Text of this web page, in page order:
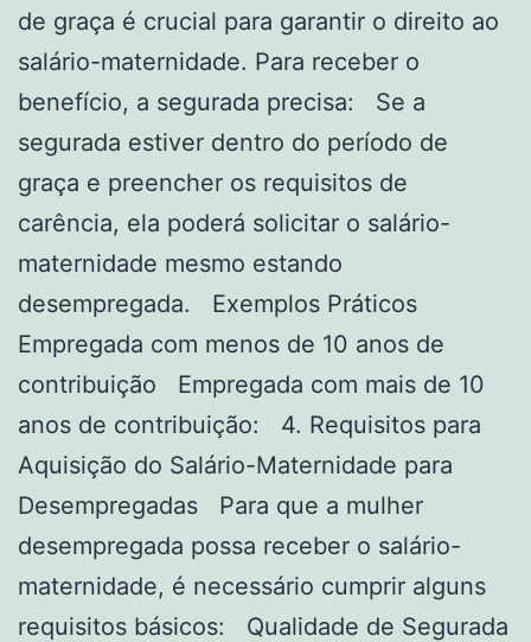
de graça é crucial para garantir o direito ao
salário-maternidade. Para receber o
benefício, a segurada precisa: Se a
segurada estiver dentro do período de
graça e preencher os requisitos de
carência, ela poderá solicitar o salário-
maternidade mesmo estando
desempregada. Exemplos Práticos
Empregada com menos de 10 anos de
contribuição Empregada com mais de 10
anos de contribuição: 4. Requisitos para
Aquisição do Salário-Maternidade para
Desempregadas Para que a mulher
desempregada possa receber o salário-
maternidade, é necessário cumprir alguns
requisitos básicos: Qualidade de Segurada